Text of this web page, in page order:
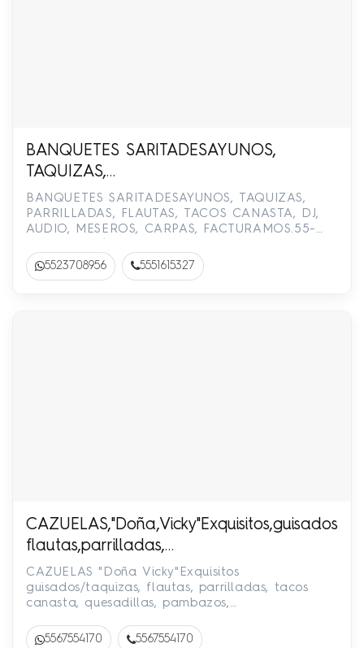
BANQUETES SARITADESAYUNOS,
TAQUIZAS,
2370-8956,/ 55-5161-5327
BANQUETES SARITADESAYUNOS, TAQUIZAS,
PARRILLADAS, FLAUTAS, TACOS CANASTA, DJ,
AUDIO, MESEROS, CARPAS, FACTURAMOS.55-
5523708956 5551615327
CAZUELAS,"Doña,Vicky"Exquisitos,guisados/
flautas,parrilladas,
55-6755-4170
CAZUELAS "Doña Vicky"Exquisitos
guisados/taquizas, flautas, parrilladas, tacos
canasta, quesadillas, pambazos,
5567554170 5567554170